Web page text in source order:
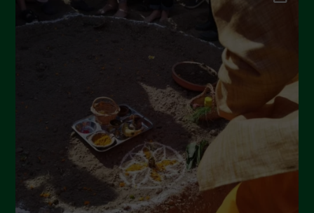
Settembre 2022
Aprile 2022
Marzo 2022
Febbraio 2022
Gennaio 2022